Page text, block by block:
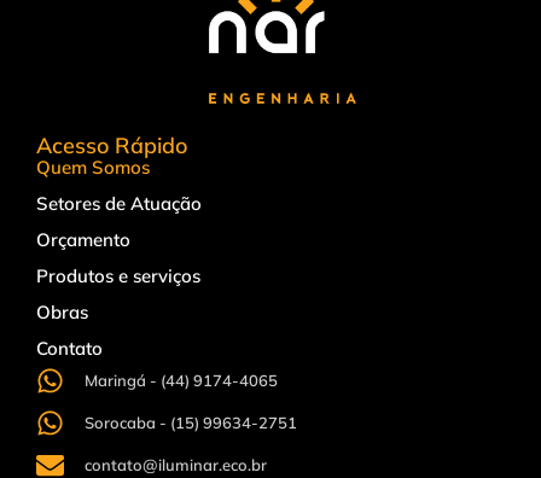
Acesso Rápido
Quem Somos
Setores de Atuação
Orçamento
Produtos e serviços
Obras
Contato
Maringá - (44) 9174-4065
Sorocaba - (15) 99634-2751
contato@iluminar.eco.br